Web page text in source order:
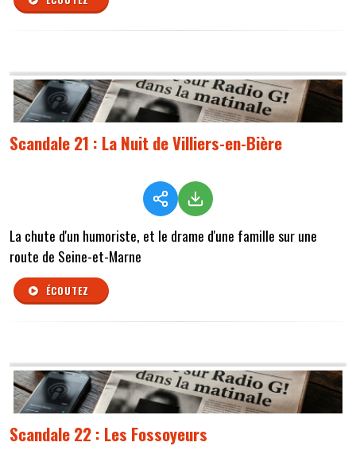
Scandale 21 : La Nuit de Villiers-en-Bière
La chute d'un humoriste, et le drame d'une famille sur une
route de Seine-et-Marne
ÉCOUTEZ
Scandale 22 : Les Fossoyeurs